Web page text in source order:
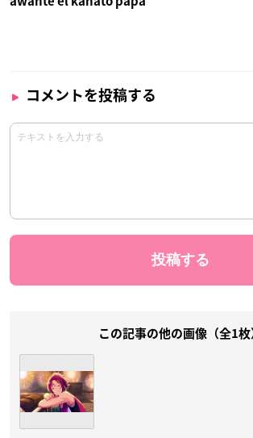
コメントを投稿する
この記事の他の画像（全1枚